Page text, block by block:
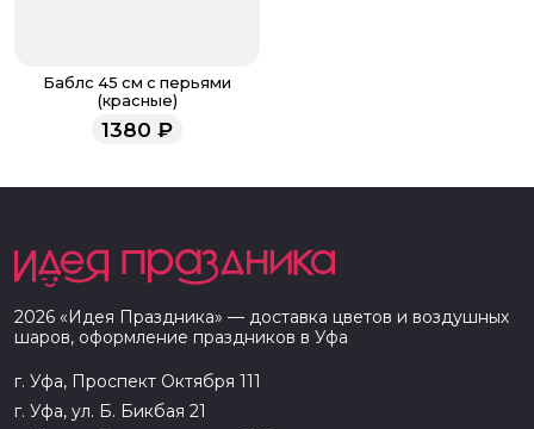
Баблс 45 см с перьями
(красные)
1380 ₽
2026 « Идея Праздника» — доставка цветов и воздушных
шаров, оформление праздников в Уфа
г. Уфа, Проспект Октября 111
г. Уфа, ул. Б. Бикбая 21